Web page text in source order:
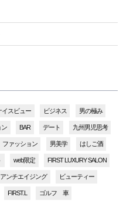
イスビュー ビジネス 男の極み
ン BAR デート 九州男児思考
ファッション 男美学 はしご酒
web限定 FIRST LUXURY SALON
アンチエイジング ビューティー
FIRST.L ゴルフ 車